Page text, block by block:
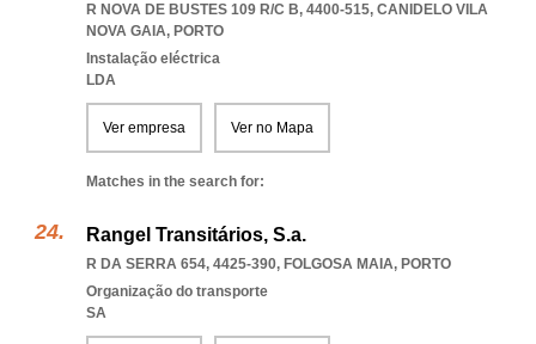
R NOVA DE BUSTES 109 R/C B, 4400-515, CANIDELO VILA
NOVA GAIA, PORTO
Instalação eléctrica
LDA
Ver empresa Ver no Mapa
Matches in the search for:
Rangel Transitários, S.a.
R DA SERRA 654, 4425-390, FOLGOSA MAIA, PORTO
Organização do transporte
SA